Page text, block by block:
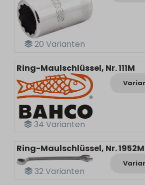
20 Varianten
34 Varianten
Ring-Maulschlüssel, Nr. 111M
32Varianten
Ring-Maulschlüssel, Nr. 1952M